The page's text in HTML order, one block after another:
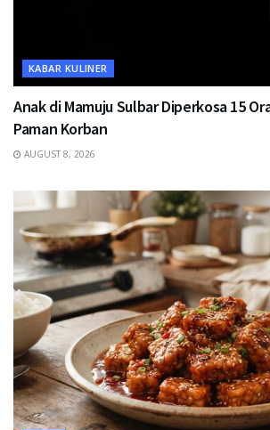
KABAR KULINER
Anak di Mamuju Sulbar Diperkosa 15
Paman Korban
AUGUST 8, 2026